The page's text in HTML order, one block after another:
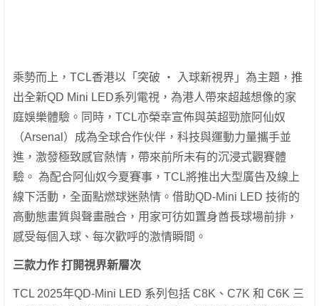
乘勢而上，TCL香港以「突破 ‧ 入球新視界」為主題，推
出全新QD Mini LED系列電視，為港人帶來超越想像的家
庭娛樂體驗。同時，TCL亦榮幸宣佈與英超勁旅阿仙奴
（Arsenal）成為全球合作伙伴，科技與運動力量攜手並
進，激發極致感官熱情，帶來前所未有的沉浸式觀賽體
驗。 為配合阿仙奴今夏賽事，TCL將推出大型廣告及線上
線下活動，全面點燃球迷熱情。借助QD-Mini LED 技術的
高動態畫質與聲畫融合，用家可彷如置身酋長球場前排，
感受每個入球、每次歡呼的激情瞬間。
三款力作 打開視界新層次
TCL 2025年QD-Mini LED 系列包括 C8K、C7K 和 C6K 三